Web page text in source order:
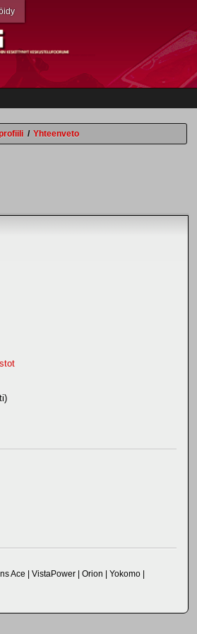
/ Yhteenveto
Ace | VistaPower | Orion | Yokomo |